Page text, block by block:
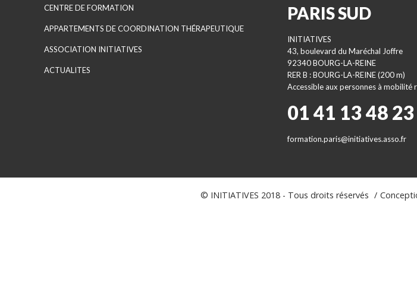
CENTRE DE FORMATION
APPARTEMENTS DE COORDINATION THÉRAPEUTIQUE
ASSOCIATION INITIATIVES
ACTUALITES
PARIS SUD
INITIATIVES
43, boulevard du Maréchal Joffre
92340 BOURG-LA-REINE
RER B : BOURG-LA-REINE (200 m)
Accessible aux personnes à mobilité
01 41 13 48 23
formation.paris@initiatives.asso.fr
© INITIATIVES 2018 - Tous droits réservés